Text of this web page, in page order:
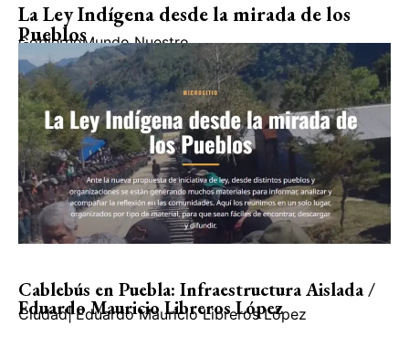
La Ley Indígena desde la mirada de los
Pueblos
GobiernoMundo Nuestro
Cablebús en Puebla: Infraestructura Aislada /
Eduardo Mauricio Libreros López
Ciudad| Eduardo Mauricio Libreros López